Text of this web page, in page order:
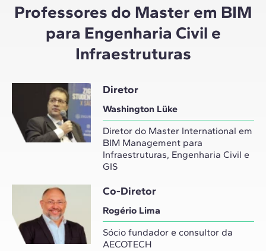
Professores do Master em BIM
para Engenharia Civil e
Infraestruturas
Diretor
Washington Lüke
Diretor do Master International em
BIM Management para
Infraestruturas, Engenharia Civil e
GIS
Co-Diretor
Rogério Lima
Sócio fundador e consultor da
AECOTECH